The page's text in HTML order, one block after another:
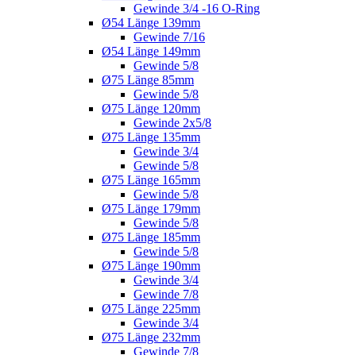
Gewinde 3/4 -16 O-Ring
Ø54 Länge 139mm
Gewinde 7/16
Ø54 Länge 149mm
Gewinde 5/8
Ø75 Länge 85mm
Gewinde 5/8
Ø75 Länge 120mm
Gewinde 2x5/8
Ø75 Länge 135mm
Gewinde 3/4
Gewinde 5/8
Ø75 Länge 165mm
Gewinde 5/8
Ø75 Länge 179mm
Gewinde 5/8
Ø75 Länge 185mm
Gewinde 5/8
Ø75 Länge 190mm
Gewinde 3/4
Gewinde 7/8
Ø75 Länge 225mm
Gewinde 3/4
Ø75 Länge 232mm
Gewinde 7/8